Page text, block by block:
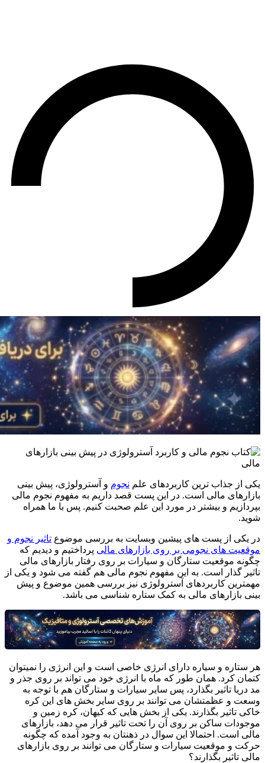
یکی از جذاب ترین کاربردهای علم نجوم و آسترولوژی، پیش بینی
بازارهای مالی است. در این پست قصد داریم به مفهوم نجوم مالی
بپردازیم و بیشتر در مورد این علم صحبت کنیم. پس با ما همراه
شوید.
در یکی از پست های پیشین وبسایت به بررسی موضوع تاثیر نجوم و
موقعیت های نجومی بر روی بازارهای مالی پرداختیم و دیدیم که
چگونه موقعیت ستارگان و سیارات بر روی رفتار بازارهای مالی
تاثیر گذار است. به این مفهوم نجوم مالی هم گفته می شود و یکی از
مهمترین کاربردهای آسترولوژی نیز بررسی همین موضوع و پیش
بینی بازارهای مالی به کمک ستاره شناسی می باشد.
هر ستاره و سیاره دارای انرژی خاصی است و این انرژی را نمیتوان
کتمان کرد. همان طور که ماه با انرژی خود می تواند بر روی جذر و
مد دریا تاثیر بگذارد، پس سایر سیارات و ستارگان هم با توجه به
وسعت و عظمتشان می توانند بر روی سایر بخش های این کره
خاکی تاثیر بگذارند. یکی از بخش هایی که کیهان، کره زمین و
موجودات ساکن بر روی آن را تحت تاثیر قرار می دهد، بازارهای
مالی است. احتمالا این سوال در ذهنتان به وجود آمده که چگونه
حرکت و موقعیت سیارات و ستارگان می توانند بر روی بازارهای
مالی تاثیر بگذارند؟